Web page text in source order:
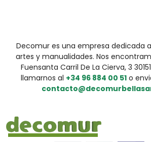
Decomur es una empresa dedicada
artes y manualidades. Nos
Fuensanta Carril De La Cierva, 3
llamarnos al +34 96 884 00 51 o